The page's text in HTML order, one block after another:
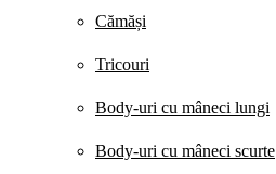
Cămăși
Tricouri
Body-uri cu mâneci lungi
Body-uri cu mâneci scurte